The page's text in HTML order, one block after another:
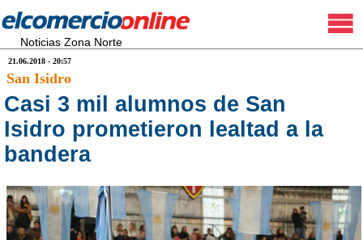
Noticias Zona Norte
21.06.2018 - 20:57
San Isidro
Casi 3 mil alumnos de San
Isidro prometieron lealtad a la
bandera